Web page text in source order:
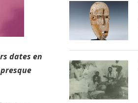
dates en